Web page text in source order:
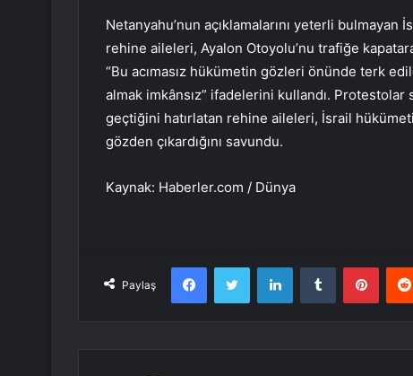
Netanyahu’nun açıklamalarını yeterli
rehine aileleri, Ayalon Otoyolu’nu trafiğe
“Bu acımasız hükümetin gözleri önünde terk
almak imkânsız” ifadelerini kullandı. Protestolar
geçtiğini hatırlatan rehine aileleri, İsrail
gözden çıkardığını savundu.
Kaynak: Haberler.com / Dünya
Paylaş
FacebookTwitter LinkedInTumblr